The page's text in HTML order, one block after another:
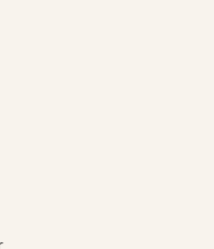
kudde
Den
struktur och